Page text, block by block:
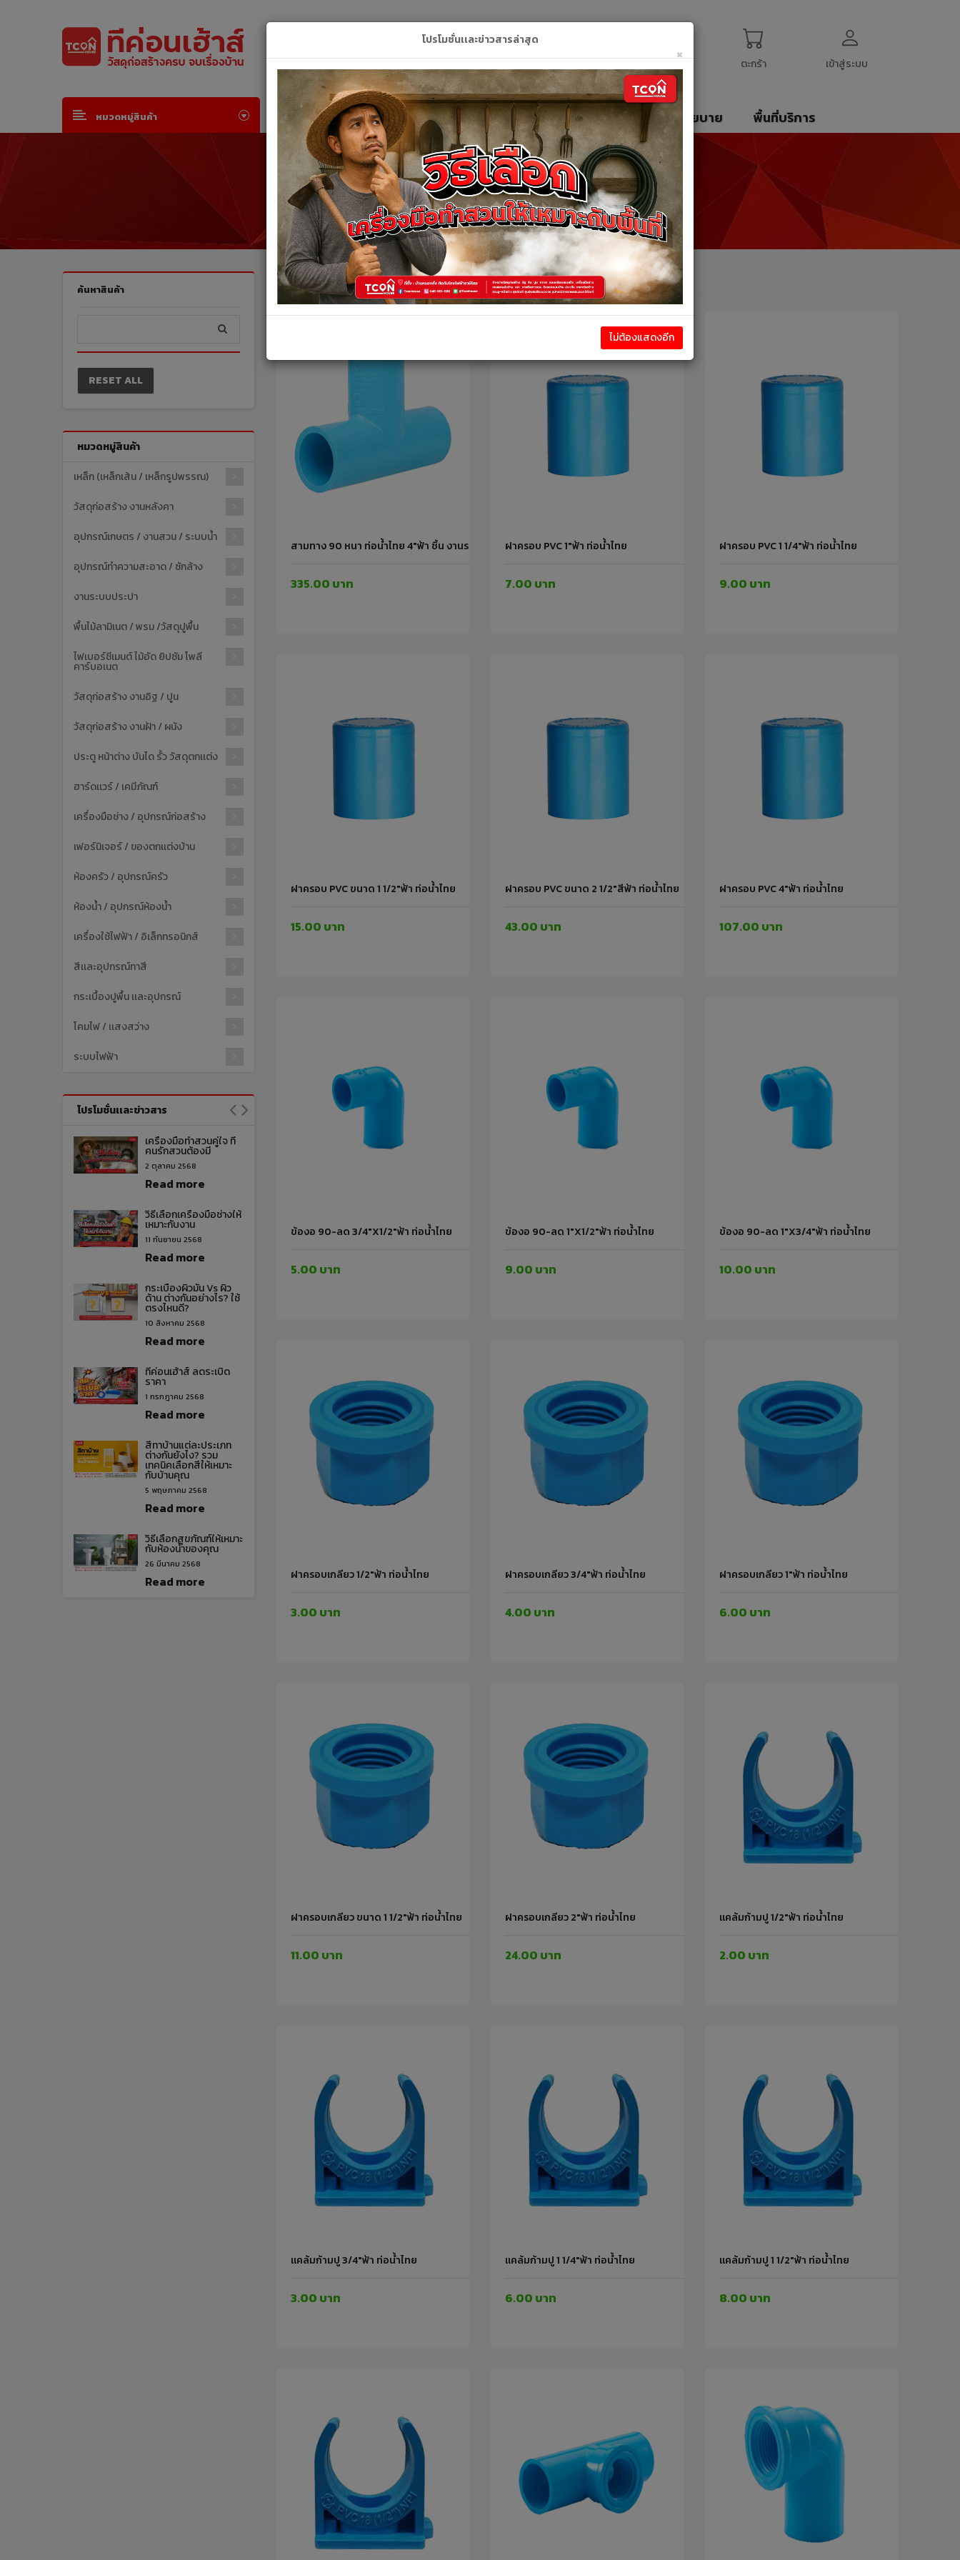
เข้าสู่ระบบ
ตะกร้า
หมวดหมู่สินค้า หน้าหลัก สินค้า คูปอง บริการของเรา ติดต่อเรา นโยบาย พื้นที่บริการ
สินค้าทั้งหมด
สินค้าทั้งหมด
ค้นหาสินค้า
RESET ALL
หมวดหมู่สินค้า
เหล็ก (เหล็กเส้น / เหล็กรูปพรรณ)
วัสดุก่อสร้าง งานหลังคา
อุปกรณ์เกษตร / งานสวน / ระบบน้ำ
อุปกรณ์ทำความสะอาด / ซักล้าง
งานระบบประปา
พื้นไม้ลามิเนต / พรม /วัสดุปูพื้น
ไฟเบอร์ซีเมนต์ ไม้อัด ยิปซัม โพลี
คาร์บอเนต
วัสดุก่อสร้าง งานอิฐ / ปูน
วัสดุก่อสร้าง งานฝ้า / ผนัง
ประตู หน้าต่าง บันได รั้ว วัสดุตกเเต่ง
ฮาร์ดเเวร์ / เคมีภัณฑ์
เครื่องมือช่าง / อุปกรณ์ก่อสร้าง
เฟอร์นิเจอร์ / ของตกเเต่งบ้าน
ห้องครัว / อุปกรณ์ครัว
ห้องน้ำ / อุปกรณ์ห้องน้ำ
เครื่องใช้ไฟฟ้า / อิเล็กทรอนิกส์
สีเเละอุปกรณ์ทาสี
กระเบื้องปูพื้น เเละอุปกรณ์
โคมไฟ / เเสงสว่าง
ระบบไฟฟ้า
โปรโมชั่นเเละข่าวสาร
เครื่องมือทำสวนคู่ใจ ที่
คนรักสวนต้องมี
2 ตุลาคม 2568
Read more
วิธีเลือกเครื่องมือช่างให้
เหมาะกับงาน
11 กันยายน 2568
Read more
กระเบื้องผิวมัน Vs ผิว
ด้าน ต่างกันอย่างไร? ใช้
ตรงไหนดี?
10 สิงหาคม 2568
Read more
ทีค่อนเฮ้าส์ ลดระเบิด
ราคา
1 กรกฎาคม 2568
Read more
สีทาบ้านแต่ละประเภท
ต่างกันยังไง? รวม
เทคนิคเลือกสีให้เหมาะ
กับบ้านคุณ
5 พฤษภาคม 2568
Read more
วิธีเลือกสุขภัณฑ์ให้เหมาะ
กับห้องน้ำของคุณ
26 มีนาคม 2568
Read more
สินค้าทั้งหมด
สามทาง 90 หนา ท่อน้ำไทย 4"ฟ้า ชิ้น งานระบบประปา
335.00 บาท
ฝาครอบ PVC 1"ฟ้า ท่อน้ำไทย
7.00 บาท
ฝาครอบ PVC 1 1/4"ฟ้า ท่อน้ำไทย
9.00 บาท
ฝาครอบ PVC ขนาด 1 1/2"ฟ้า ท่อน้ำไทย
15.00 บาท
ฝาครอบ PVC ขนาด 2 1/2"สีฟ้า ท่อน้ำไทย
43.00 บาท
ฝาครอบ PVC 4"ฟ้า ท่อน้ำไทย
107.00 บาท
ข้องอ 90-ลด 3/4"x1/2"ฟ้า ท่อน้ำไทย
5.00 บาท
ข้องอ 90-ลด 1"x1/2"ฟ้า ท่อน้ำไทย
9.00 บาท
ข้องอ 90-ลด 1"x3/4"ฟ้า ท่อน้ำไทย
10.00 บาท
ฝาครอบเกลียว 1/2"ฟ้า ท่อน้ำไทย
3.00 บาท
ฝาครอบเกลียว 3/4"ฟ้า ท่อน้ำไทย
4.00 บาท
ฝาครอบเกลียว 1"ฟ้า ท่อน้ำไทย
6.00 บาท
ฝาครอบเกลียว ขนาด 1 1/2"ฟ้า ท่อน้ำไทย
11.00 บาท
ฝาครอบเกลียว 2"ฟ้า ท่อน้ำไทย
24.00 บาท
แคล้มก้ามปู 1/2"ฟ้า ท่อน้ำไทย
2.00 บาท
แคล้มก้ามปู 3/4"ฟ้า ท่อน้ำไทย
3.00 บาท
แคล้มก้ามปู 1 1/4"ฟ้า ท่อน้ำไทย
6.00 บาท
แคล้มก้ามปู 1 1/2"ฟ้า ท่อน้ำไทย
8.00 บาท
โปรโมชั่นเเละข่าวสารล่าสุด
×
ไม่ต้องแสดงอีก